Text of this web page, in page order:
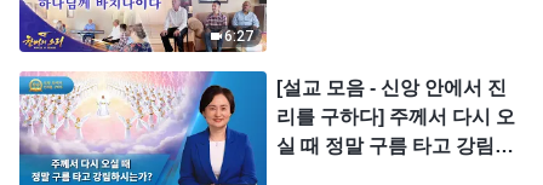
6:27
[설교 모음 - 신앙 안에서 진
리를 구하다] 주께서 다시 오
실 때 정말 구름 타고 강림하